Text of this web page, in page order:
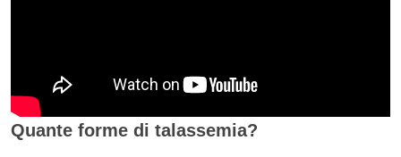
Quante forme di talassemia?